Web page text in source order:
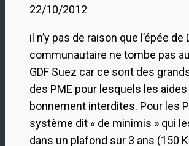
22/10/2012
il n’y pas de raison que l’épée
communautaire ne tombe pas
GDF Suez car ce sont des
des PME pour lesquels les
bonnement interdites. Pour les
système dit « de minimis » qui
dans un plafond sur 3 ans (150